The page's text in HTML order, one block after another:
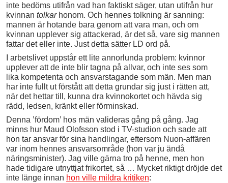
inte bedöms utifrån vad han faktiskt säger, utan utifrån hur
kvinnan tolkarhonom. Och hennes tolkning är sanning:
mannen är hotande bara genom att vara man, och om
kvinnan upplever sig attackerad, är det så, vare sig mannen
fattar det eller inte. Just detta sätter LD ord på.
I arbetslivet uppstår ett lite annorlunda problem: kvinnor
upplever att de inte blir tagna på allvar, och inte ses som
lika kompetenta och ansvarstagande som män. Men man
har inte fullt ut förstått att detta grundar sig just i rätten att,
när det hettar till, kunna dra kvinnokortet och hävda sig
rädd, ledsen, kränkt eller förminskad.
Denna ’fördom’ hos män valideras gång på gång. Jag
minns hur Maud Olofsson stod i TV-studion och sade att
hon tar ansvar för sina handlingar, eftersom Nuon-affären
var inom hennes ansvarsområde (hon var ju ändå
näringsminister). Jag ville gärna tro på henne, men hon
hade tidigare utnyttjat frikortet, så … Mycket riktigt dröjde det
inte länge innan hon ville mildra kritiken: